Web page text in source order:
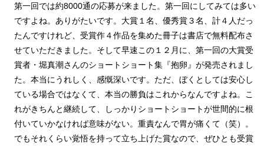
第一回では約8000通の応募が来ました。第一回にしてみては多い
ですよね。ありがたいです。大賞１名、優秀賞３名、計４人だっ
たんですけれど、受賞作４作品を集めた冊子は書店で無料配布さ
せていただきました。そして早速この１２月に、第一回の大賞受
賞者・堀真潮さんのショートショート集『抱卵』が発売されまし
た。本当にうれしく、感慨深いです。ただ、ぼくとしては安心し
ている場合ではなくて、本当の勝負はこれからなんですよね。こ
れがきちんと継続して、しっかりショートショートが世間的に根
付いていかなければ意味がない。重責なんで胃が痛くて（笑）。
でもそれくらい覚悟を持って立ち上げた賞なので、ぜひとも受賞